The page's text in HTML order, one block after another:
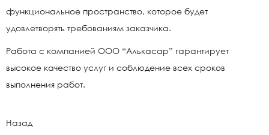
функциональное пространство, которое будет
удовлетворять требованиям заказчика.
Работа с компанией ООО “Алькасар” гарантирует
высокое качество услуг и соблюдение всех сроков
выполнения работ.
Назад